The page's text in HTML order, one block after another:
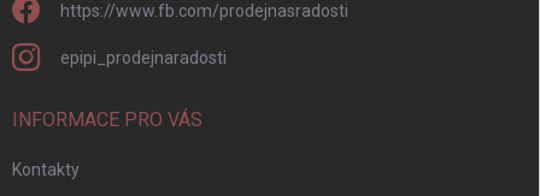
https://www.fb.com/prodejnasradosti
epipi_prodejnaradosti
INFORMACE PRO VÁS
Kontakty